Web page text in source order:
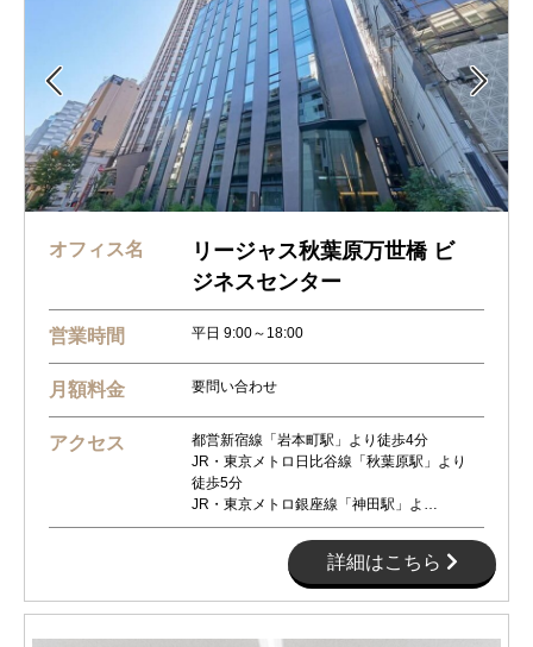
 
オフィス名
リージャス秋葉原万世橋 ビ
ジネスセンター
営業時間 平日 9:00～18:00
月額料金 要問い合わせ
アクセス
都営新宿線「岩本町駅」より徒歩4分
JR・東京メトロ日比谷線「秋葉原駅」より
徒歩5分
JR・東京メトロ銀座線「神田駅」よ…
詳細はこちら